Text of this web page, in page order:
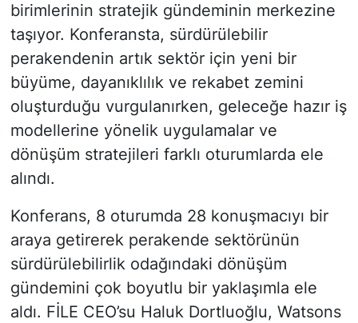
birimlerinin stratejik gündeminin merkezine
taşıyor. Konferansta, sürdürülebilir
perakendenin artık sektör için yeni bir
büyüme, dayanıklılık ve rekabet zemini
oluşturduğu vurgulanırken, geleceğe hazır iş
modellerine yönelik uygulamalar ve
dönüşüm stratejileri farklı oturumlarda ele
alındı.
Konferans, 8 oturumda 28 konuşmacıyı bir
araya getirerek perakende sektörünün
sürdürülebilirlik odağındaki dönüşüm
gündemini çok boyutlu bir yaklaşımla ele
aldı. FİLE CEO’su Haluk Dortluoğlu, Watsons